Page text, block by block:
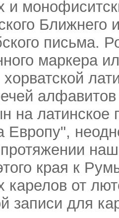
и
Ближнего
письма.
маркера
хорватской
на латинское
Европу",
края к
карелов от
записи для